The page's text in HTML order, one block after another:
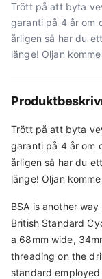
Trött på att byta
garanti på 4 år om
årligen så har du
länge! Oljan
Trött på att byta
garanti på 4 år om
årligen så har du
länge! Oljan
BSA is another
British Standard
a 68mm wide,
threading on the
standard